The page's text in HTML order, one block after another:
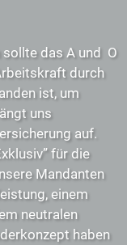
das A und O
durch
ist, um
uns
auf.
für die
Mandanten
einem
neutralen
haben